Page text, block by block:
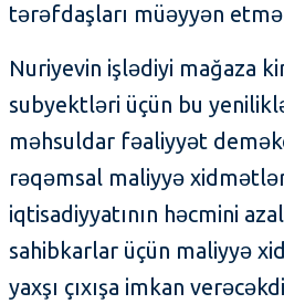
tərəfdaşları müəyyən
Nuriyevin işlədiyi mağaza
subyektləri üçün bu
məhsuldar fəaliyyət
rəqəmsal maliyyə
iqtisadiyyatının həcmini
sahibkarlar üçün maliyyə
yaxşı çıxışa imkan